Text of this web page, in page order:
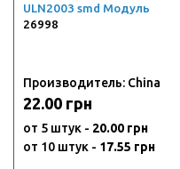
ULN2003 smd Модуль
26998
Производитель: China
22.00 грн
от 5 штук - 20.00 грн
от 10 штук - 17.55 грн